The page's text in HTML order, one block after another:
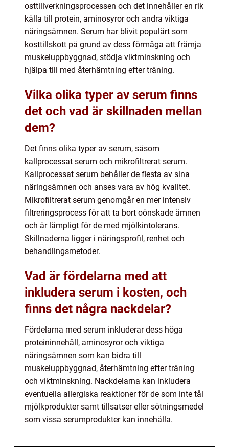
osttillverkningsprocessen och det innehåller en rik
källa till protein, aminosyror och andra viktiga
näringsämnen. Serum har blivit populärt som
kosttillskott på grund av dess förmåga att främja
muskeluppbyggnad, stödja viktminskning och
hjälpa till med återhämtning efter träning.
Vilka olika typer av serum finns
det och vad är skillnaden mellan
dem?
Det finns olika typer av serum, såsom
kallprocessat serum och mikrofiltrerat serum.
Kallprocessat serum behåller de flesta av sina
näringsämnen och anses vara av hög kvalitet.
Mikrofiltrerat serum genomgår en mer intensiv
filtreringsprocess för att ta bort oönskade ämnen
och är lämpligt för de med mjölkintolerans.
Skillnaderna ligger i näringsprofil, renhet och
behandlingsmetoder.
Vad är fördelarna med att
inkludera serum i kosten, och
finns det några nackdelar?
Fördelarna med serum inkluderar dess höga
proteininnehåll, aminosyror och viktiga
näringsämnen som kan bidra till
muskeluppbyggnad, återhämtning efter träning
och viktminskning. Nackdelarna kan inkludera
eventuella allergiska reaktioner för de som inte tål
mjölkprodukter samt tillsatser eller sötningsmedel
som vissa serumprodukter kan innehålla.